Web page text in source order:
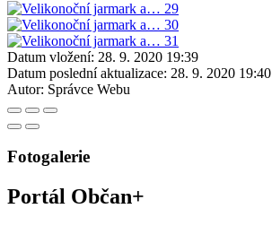
Datum vložení: 28. 9. 2020 19:39
Datum poslední aktualizace: 28. 9. 2020 19:40
Autor: Správce Webu
Fotogalerie
Portál Občan+